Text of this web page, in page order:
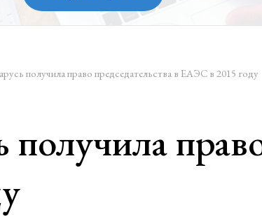
получила право председательства в ЕАЭС в 2015 году
получила